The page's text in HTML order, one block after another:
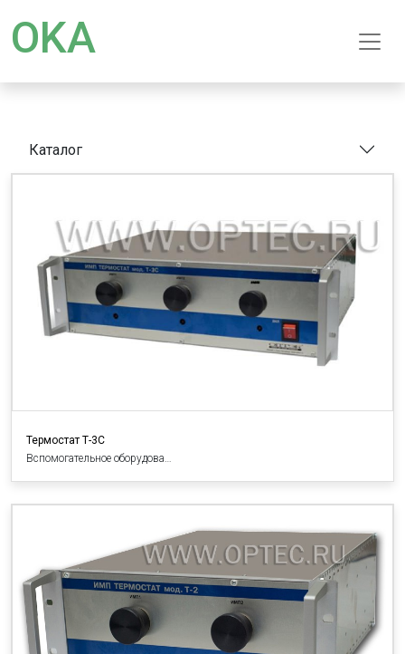
OKA
Каталог
Термостат Т-3С
Вспомогательное оборудова…